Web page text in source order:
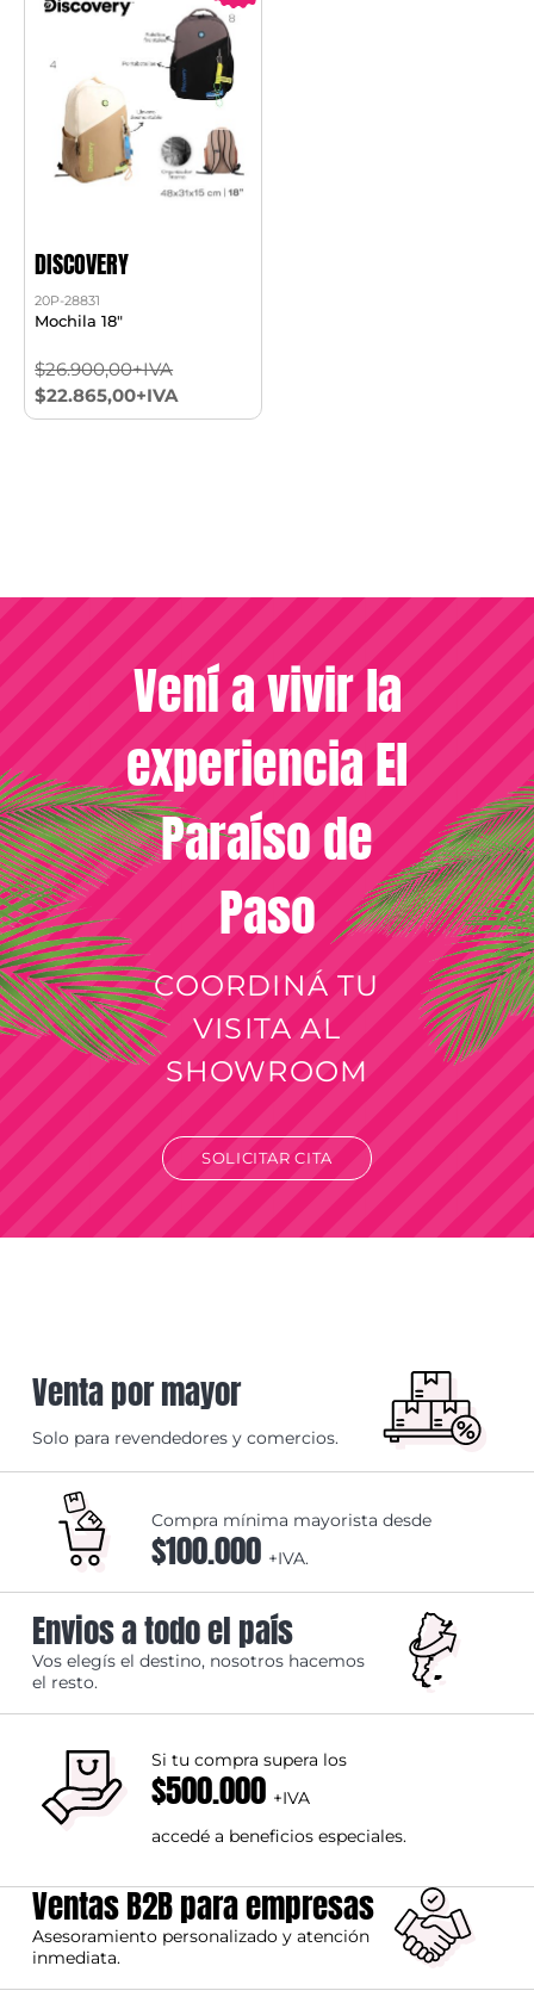
DISCOVERY
20P-28831
Mochila 18"
$26.900,00+IVA
$22.865,00+IVA
Vení a vivir la
experiencia El
Paraíso de
Paso
COORDINÁ TU
VISITA AL
SHOWROOM
SOLICITAR CITA
Venta por mayor
Solo para revendedores y comercios.
Compra mínima mayorista desde
$100.000 +IVA.
Envios a todo el país
Vos elegís el destino, nosotros hacemos
el resto.
Si tu compra supera los
$500.000 +IVA
accedé a beneficios especiales.
Ventas B2B para empresas
Asesoramiento personalizado y atención
inmediata.